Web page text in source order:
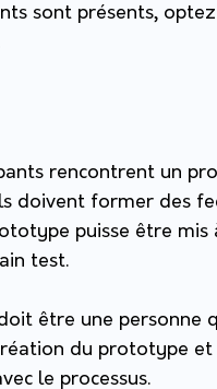
sont présents,
rencontrent un
doivent former des
puisse être mis
test.
être une personne
du prototype et
le processus.